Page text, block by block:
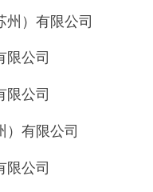
州）有限公司
限公司
限公司
有限公司
限公司